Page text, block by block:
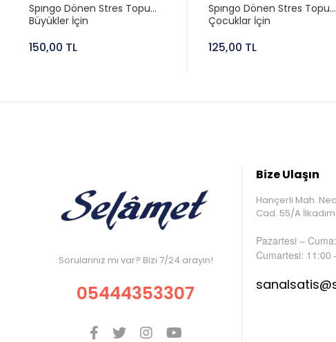
Spıngo Dönen Stres Topu
Büyükler İçin
150,00 TL
Spıngo Dönen Stres Topu
Çocuklar İçin
125,00 TL
Sorularınız mı var? Bizi 7/24 arayın!
05444353307
Bize Ulaşın
Hançerli Mah.
Cad. 55/A İlkadım
Pazartesi –
Cumartesi: 11:00